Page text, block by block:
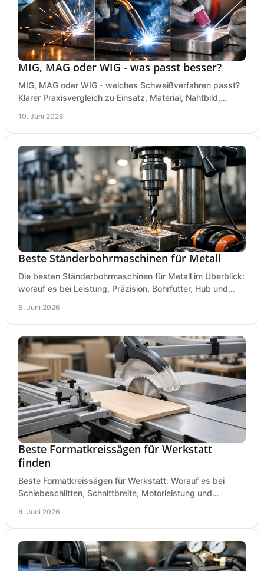
MIG, MAG oder WIG - was passt besser?
MIG, MAG oder WIG - welches Schweißverfahren passt?
Klarer Praxisvergleich zu Einsatz, Material, Nahtbild,
10. Juni 2026
Beste Ständerbohrmaschinen für Metall
Die besten Ständerbohrmaschinen für Metall im Überblick:
worauf es bei Leistung, Präzision, Bohrfutter, Hub und
6. Juni 2026
Beste Formatkreissägen für Werkstatt
finden
Beste Formatkreissägen für Werkstatt: Worauf es bei
Schiebeschlitten, Schnittbreite, Motorleistung und
4. Juni 2026